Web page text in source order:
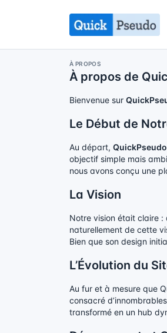
À PROPOS
À propos de
Bienvenue sur
Le Début de
Au départ,
objectif simple mais
nous avons conçu une
La Vision
Notre vision était claire
naturellement de cette
Bien que son design
L’Évolution du
Au fur et à mesure que
consacré
transformé en un hub